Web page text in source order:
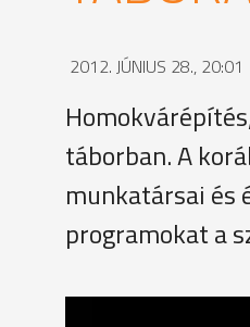
2012. JÚNIUS 28., 20:01
táborban. A
munkatársai és
programokat a
Várat építenek a